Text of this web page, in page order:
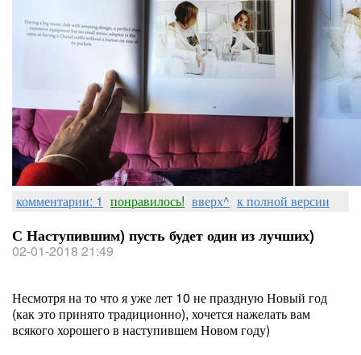
комментарии: 1 понравилось! вверх^ к полной версии
С Наступившим) пусть будет один из лучших)
02-01-2018 21:49
Несмотря на то что я уже лет 10 не праздную Новый год
(как это принято традиционно), хочется нажелать вам
всякого хорошего в наступившем Новом году)